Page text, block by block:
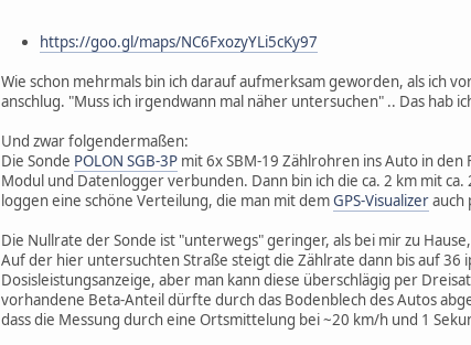
https://goo.gl/maps/NC6FxozyYLi5cKy97
Wie schon mehrmals bin ich darauf aufmerksam geworden, als ich
anschlug. "Muss ich irgendwann mal näher untersuchen" .. Das hab
Und zwar folgendermaßen:
Die Sonde POLON SGB-3P mit 6x SBM-19 Zählrohren ins Auto in
Modul und Datenlogger verbunden. Dann bin ich die ca. 2 km mit
loggen eine schöne Verteilung, die man mit demGPS-Visualizerauch
Die Nullrate der Sonde ist "unterwegs" geringer, als bei mir zu
Auf der hier untersuchten Straße steigt die Zählrate dann bis auf 36
Dosisleistungsanzeige, aber man kann diese überschlägig per
vorhandene Beta-Anteil dürfte durch das Bodenblech des Autos
dass die Messung durch eine Ortsmittelung bei ~20 km/h und 1